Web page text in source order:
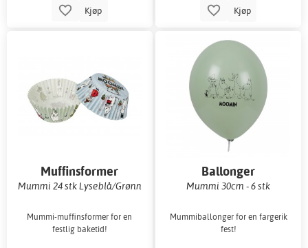
Kjøp Kjøp
Muffinsformer
Mummi 24 stk Lyseblå/Grønn
Mummi-muffinsformer for en
festlig baketid!
Ballonger
Mummi 30cm - 6 stk
Mummiballonger for en fargerik
fest!